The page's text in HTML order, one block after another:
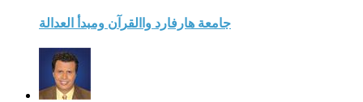
جامعة هارفارد واالقرآن ومبدأ العدالة